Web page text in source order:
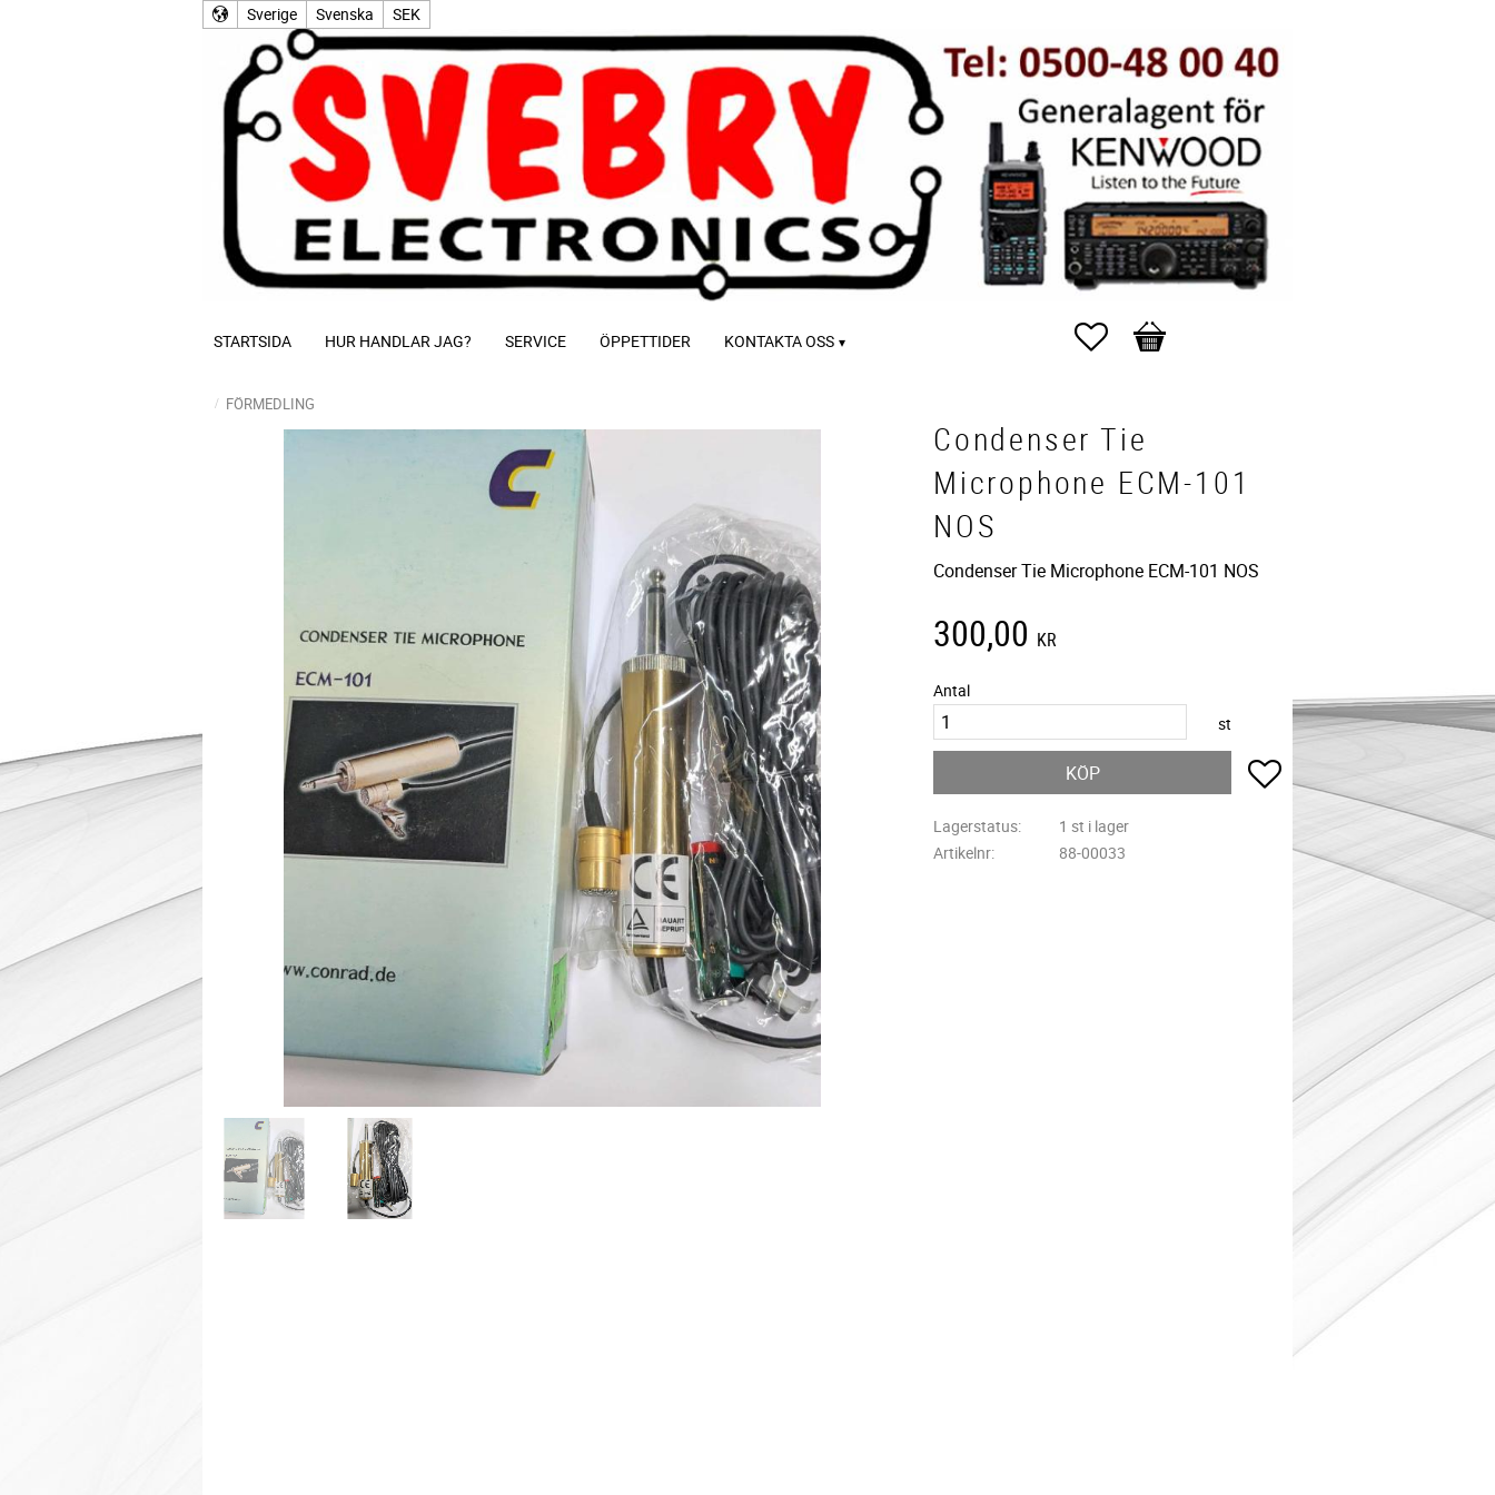
Sverige Svenska SEK
STARTSIDA HUR HANDLAR JAG? SERVICE ÖPPETTIDER KONTAKTA OSS Favoriter
Kundvagn
FÖRMEDLING
Condenser Tie
Microphone ECM-101
NOS
Condenser Tie Microphone ECM-101 NOS
300,00 KR
Antal
st
KÖP Lägg till i favoriter
Lagerstatus
1 st i lager
Artikelnr
88-00033